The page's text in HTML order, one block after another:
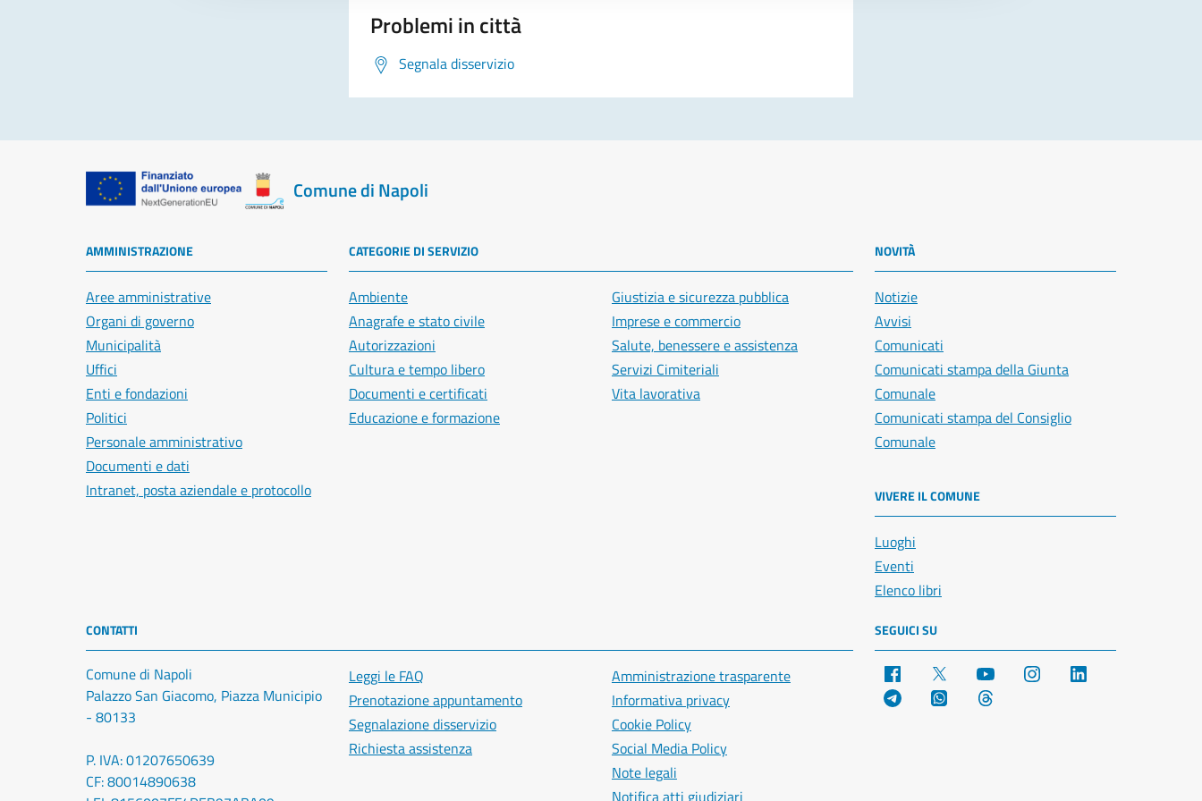
Problemi in città
Segnala disservizio
Comune di Napoli
AMMINISTRAZIONE
Aree amministrative
Organi di governo
Municipalità
Uffici
Enti e fondazioni
Politici
Personale amministrativo
Documenti e dati
Intranet, posta aziendale e protocollo
CATEGORIE DI SERVIZIO
Ambiente
Anagrafe e stato civile
Autorizzazioni
Cultura e tempo libero
Documenti e certificati
Educazione e formazione
Giustizia e sicurezza pubblica
Imprese e commercio
Salute, benessere e assistenza
Servizi Cimiteriali
Vita lavorativa
NOVITÀ
Notizie
Avvisi
Comunicati
Comunicati stampa della Giunta
Comunale
Comunicati stampa del Consiglio
Comunale
VIVERE IL COMUNE
Luoghi
Eventi
Elenco libri
CONTATTI
Comune di Napoli
Palazzo San Giacomo, Piazza Municipio
- 80133
P. IVA: 01207650639
CF: 80014890638
Leggi le FAQ
Prenotazione appuntamento
Segnalazione disservizio
Richiesta assistenza
Amministrazione trasparente
Informativa privacy
Cookie Policy
Social Media Policy
Note legali
SEGUICI SU
Facebook YouTube Instagram
Telegram WhatsApp